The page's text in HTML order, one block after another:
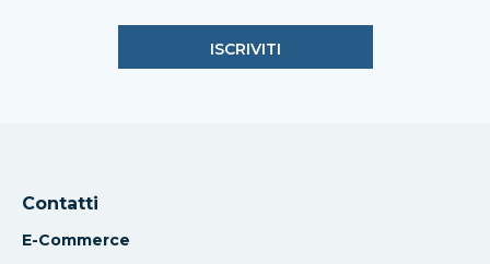
Contatti
E-Commerce